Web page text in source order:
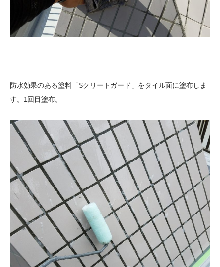
防水効果のある塗料「Sクリートガード」をタイル面に塗布しま
す。1回目塗布。